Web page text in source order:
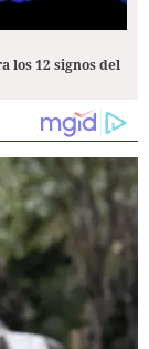
los 12 signos del